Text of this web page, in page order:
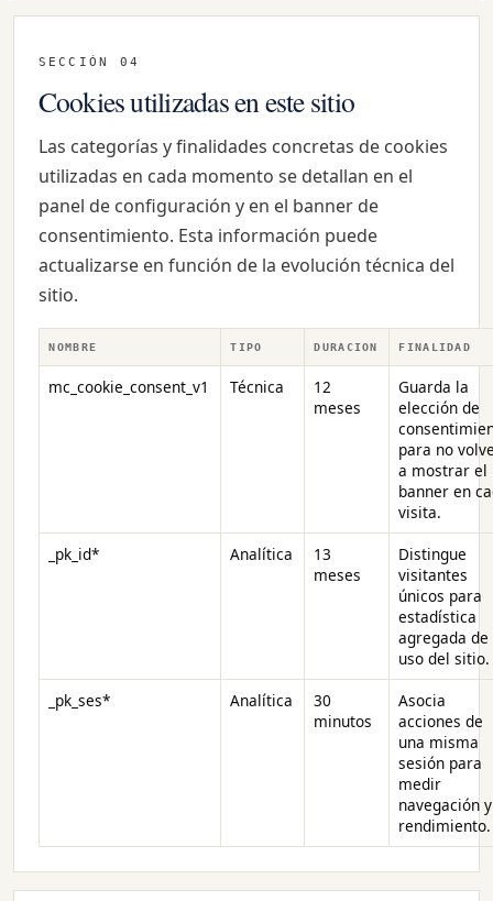
SECCIÓN 04
Cookies utilizadas en este sitio
Las categorías y finalidades concretas de cookies
utilizadas en cada momento se detallan en el
panel de configuración y en el banner de
consentimiento. Esta información puede
actualizarse en función de la evolución técnica del
sitio.
NOMBRE TIPO DURACION FINALIDAD
mc_cookie_consent_v1 Técnica
12
meses
Guarda la
elección de
para no
a mostrar el
banner en
visita.
_pk_id*
Analítica
13
meses
Distingue
visitantes
únicos para
estadística
agregada de
uso del sitio.
_pk_ses*
Analítica
30
minutos
Asocia
acciones de
una misma
sesión para
medir
navegación y
rendimiento.